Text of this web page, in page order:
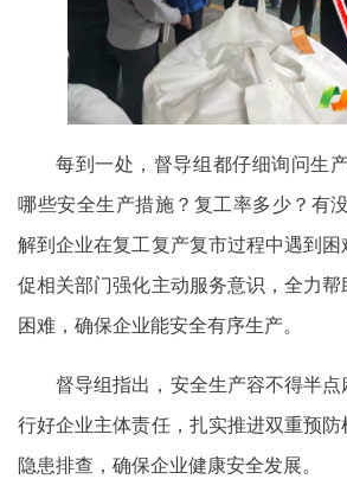
每到一处，督导组都仔细询问生
哪些安全生产措施？复工率多少？有
解到企业在复工复产复市过程中遇到
促相关部门强化主动服务意识，全力
困难，确保企业能安全有序生产。
督导组指出，安全生产容不得半
行好企业主体责任，扎实推进双重预
隐患排查，确保企业健康安全发展。